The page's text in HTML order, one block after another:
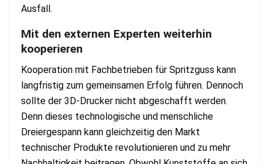
Ausfall.
Mit den externen Experten weiterhin
kooperieren
Kooperation mit Fachbetrieben für Spritzguss kann
langfristig zum gemeinsamen Erfolg führen. Dennoch
sollte der 3D-Drucker nicht abgeschafft werden.
Denn dieses technologische und menschliche
Dreiergespann kann gleichzeitig den Markt
technischer Produkte revolutionieren und zu mehr